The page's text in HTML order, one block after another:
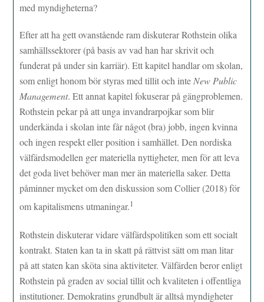
med myndigheterna?
Efter att ha gett ovanstående ram diskuterar Rothstein olika
samhällssektorer (på basis av vad han har skrivit och
funderat på under sin karriär). Ett kapitel handlar om skolan,
som enligt honom bör styras med tillit och inteNew Public
Management. Ett annat kapitel fokuserar på gängproblemen.
Rothstein pekar på att unga invandrarpojkar som blir
underkända i skolan inte får något (bra) jobb, ingen kvinna
och ingen respekt eller position i samhället. Den nordiska
välfärdsmodellen ger materiella nyttigheter, men för att leva
det goda livet behöver man mer än materiella saker. Detta
påminner mycket om den diskussion som Collier (2018) för
om kapitalismens utmaningar.1
Rothstein diskuterar vidare välfärdspolitiken som ett socialt
kontrakt. Staten kan ta in skatt på rättvist sätt om man litar
på att staten kan sköta sina aktiviteter. Välfärden beror enligt
Rothstein på graden av social tillit och kvaliteten i offentliga
institutioner. Demokratins grundbult är alltså myndigheter